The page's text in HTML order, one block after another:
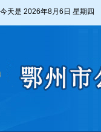
今天是 2026年8月6日 星期四